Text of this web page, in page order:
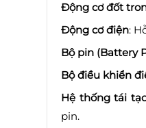
Động cơ đốt
Động cơ điện:
Bộ pin (Battery
Bộ điều khiển
Hệ thống tái
pin.